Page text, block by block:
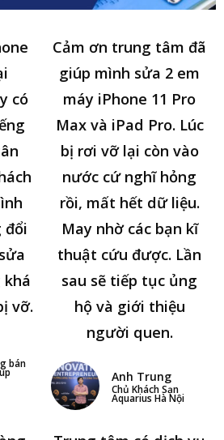
có
đổi
vỡ.
bán
Cảm ơn trung tâm đã
giúp mình sửa 2 em
máy iPhone 11 Pro
Max và iPad Pro. Lúc
bị rơi vỡ lại còn vào
nước cứ nghĩ hỏng
rồi, mất hết dữ liệu.
May nhờ các bạn kĩ
thuật cứu được. Lần
sau sẽ tiếp tục ủng
hộ và giới thiệu
người quen.
Anh Trung
Chủ Khách Sạn
Aquarius Hà Nội